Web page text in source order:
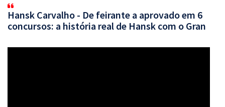
Hansk Carvalho - De feirante a aprovado em 6
concursos: a história real de Hansk com o Gran